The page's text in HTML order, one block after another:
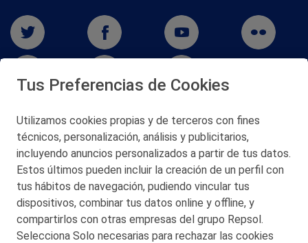
San Martín 5-Edificio Muñatones,
48550 Muskiz (Bizkaia)
Telf. 946 357 000
© 2026 Petronor S.A.
Tus Preferencias de Cookies
Utilizamos cookies propias y de terceros con fines
técnicos, personalización, análisis y publicitarios,
incluyendo anuncios personalizados a partir de tus datos.
Estos últimos pueden incluir la creación de un perfil con
tus hábitos de navegación, pudiendo vincular tus
dispositivos, combinar tus datos online y offline, y
compartirlos con otras empresas del grupo Repsol.
Selecciona Solo necesarias para rechazar las cookies